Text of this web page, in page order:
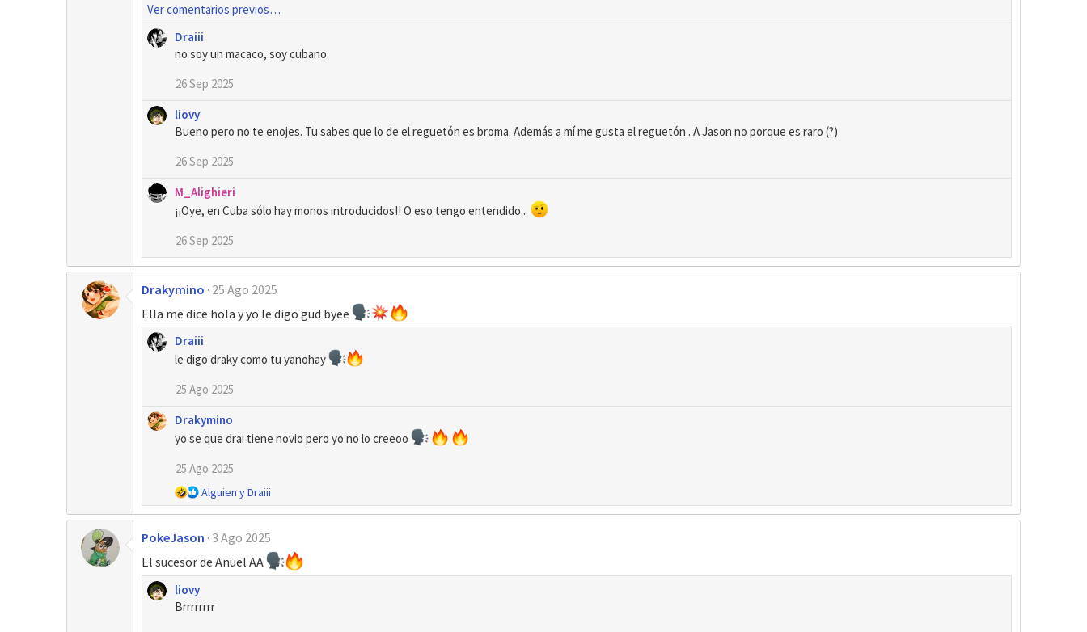
Ver comentarios previos…
Draiii
no soy un macaco, soy cubano
26 Sep 2025
liovy
Bueno pero no te enojes. Tu sabes que lo de el reguetón es broma. Además a mí me gusta el reguetón . A Jason no porque es raro (?)
26 Sep 2025
M_Alighieri
¡¡Oye, en Cuba sólo hay monos introducidos!! O eso tengo entendido...
26 Sep 2025
Drakymino 25 Ago 2025
Ella me dice hola y yo le digo gud byee
Draiii
le digo draky como tu yanohay
25 Ago 2025
Drakymino
yo se que drai tiene novio pero yo no lo creeoo
25 Ago 2025
R
e
a
c
i
e
Alguien yDraiii
PokeJason 3 Ago 2025
El sucesor de Anuel AA
liovy
Brrrrrrrr